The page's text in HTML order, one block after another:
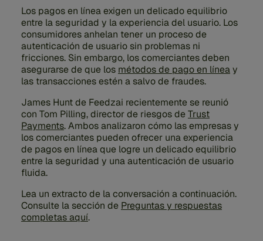
Los pagos en línea exigen un delicado equilibrio
entre la seguridad y la experiencia del usuario. Los
consumidores anhelan tener un proceso de
autenticación de usuario sin problemas ni
fricciones. Sin embargo, los comerciantes deben
asegurarse de que los métodos de pago en líneay
las transacciones estén a salvo de fraudes.
James Hunt de Feedzai recientemente se reunió
con Tom Pilling, director de riesgos deTrust
Payments. Ambos analizaron cómo las empresas y
los comerciantes pueden ofrecer una experiencia
de pagos en línea que logre un delicado equilibrio
entre la seguridad y una autenticación de usuario
fluida.
Lea un extracto de la conversación a continuación.
Consulte la sección de Preguntas y respuestas
completas aquí.